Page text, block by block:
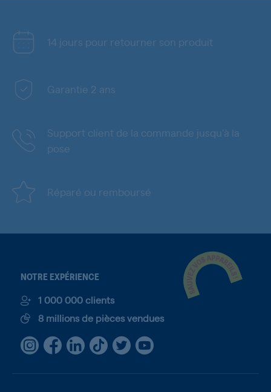
14 jours pour retourner son produit
Garantie 2 ans
Support client de la commande jusqu'à la
pose
Réparé ou remboursé
NOTRE EXPÉRIENCE
1 000 000 clients
8 millions de pièces vendues